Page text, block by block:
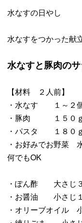
水なすの日やし
水なすをつかった献
水なすと豚肉の
【材料 ２人前】
・水なす １～２
・豚肉 １５０ｇ
・パスタ １８０ｇ
・お好みでお野菜
何でもOK
・ぽん酢 大さじ
・お醤油 小さじ１
・オリーブオイル